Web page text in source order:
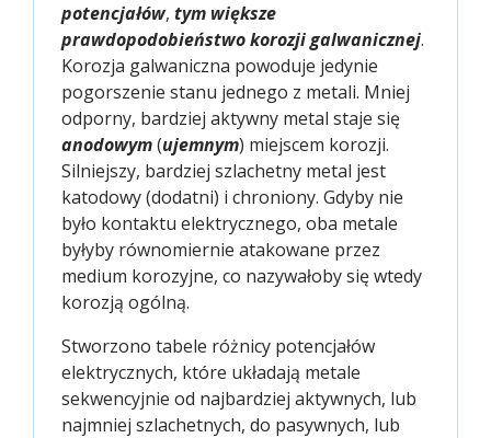
potencjałów, tym większe
prawdopodobieństwo korozji galwanicznej.
Korozja galwaniczna powoduje jedynie
pogorszenie stanu jednego z metali. Mniej
odporny, bardziej aktywny metal staje się
anodowym(ujemnym) miejscem korozji.
Silniejszy, bardziej szlachetny metal jest
katodowy (dodatni) i chroniony. Gdyby nie
było kontaktu elektrycznego, oba metale
byłyby równomiernie atakowane przez
medium korozyjne, co nazywałoby się wtedy
korozją ogólną.
Stworzono tabele różnicy potencjałów
elektrycznych, które układają metale
sekwencyjnie od najbardziej aktywnych, lub
najmniej szlachetnych, do pasywnych, lub